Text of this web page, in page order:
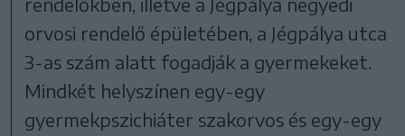
orvosi rendelő épületében, a Jégpálya utca
3-as szám alatt fogadják a gyermekeket.
Mindkét helyszínen egy-egy
gyermekpszichiáter szakorvos és egy-egy